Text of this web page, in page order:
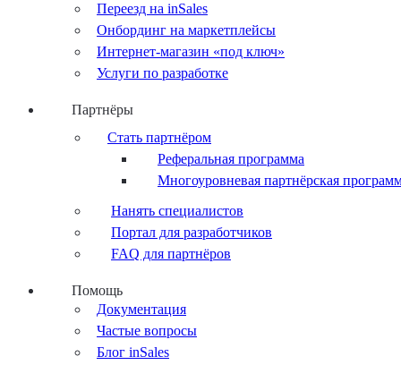
Переезд на inSales
Онбординг на маркетплейсы
Интернет-магазин «под ключ»
Услуги по разработке
Партнёры
Стать партнёром
Реферальная программа
Многоуровневая партнёрская
Нанять специалистов
Портал для разработчиков
FAQ для партнёров
Помощь
Документация
Частые вопросы
Блог inSales